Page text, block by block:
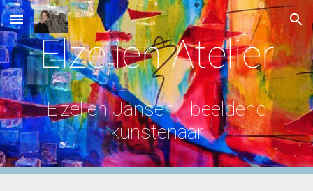
Skip to main content Skip to navigation
Elzelien Atelier
Elzelien Jansen - beeldend
kunstenaar